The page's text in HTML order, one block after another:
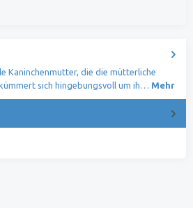
Kaninchenmutter, die die mütterliche
sich hingebungsvoll um ih… Mehr